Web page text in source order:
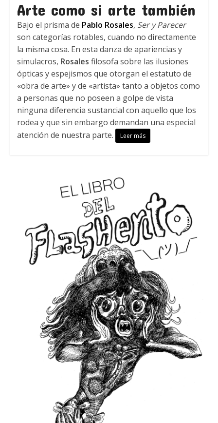
Arte como si arte también
Bajo el prisma de Pablo Rosales, Ser y Parecer
son categorías rotables, cuando no directamente
la misma cosa. En esta danza de apariencias y
simulacros, Rosales filosofa sobre las ilusiones
ópticas y espejismos que otorgan el estatuto de
«obra de arte» y de «artista» tanto a objetos como
a personas que no poseen a golpe de vista
ninguna diferencia sustancial con aquello que los
rodea y que sin embargo demandan una especial
atención de nuestra parte.
Leer más